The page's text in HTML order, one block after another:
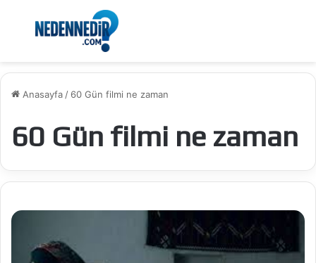
Menü
Anasayfa / 60 Gün filmi ne zaman
60 Gün filmi ne zaman